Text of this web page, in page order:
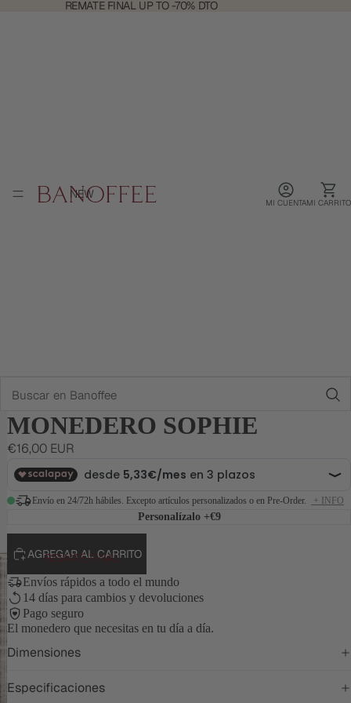
REMATE FINAL UP TO -70% DTO
REMATE
NEW
REMATE FINAL
MI CUENTAMI CARRITO
MONEDERO SOPHIE
€16,00 EUR
Envío en 24/72h hábiles. Excepto artículos personalizados o en Pre-Order. + INFO
Personalízalo +€9
AGREGAR AL CARRITO
Envíos rápidos a todo el mundo
14 días para cambios y devoluciones
Pago seguro
El monedero que necesitas en tu día a día.
Dimensiones
Especificaciones